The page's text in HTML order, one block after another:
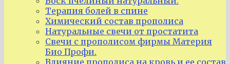
Терапия болей в спине
Химический состав прополиса
Натуральные свечи от простатита
Свечи с прополисом фирмы Материя
Био Профи.
Влияние прополиса на кровь и ее состав